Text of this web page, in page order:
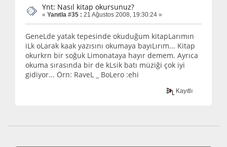
Ynt: Nasıl kitap okursunuz?
« Yanıtla #35 : 21 Ağustos 2008, 19:30:24 »
GeneLde yatak tepesinde okuduğum kitapLarımın
iLk oLarak kaak yazısını okumaya bayıLırım... Kitap
okurkrn bir soğuk Limonataya hayır demem. Ayrıca
okuma sırasında bir de kLsik batı müziği çok iyi
gidiyor... Örn: RaveL _ BoLero :ehi
Kayıtlı